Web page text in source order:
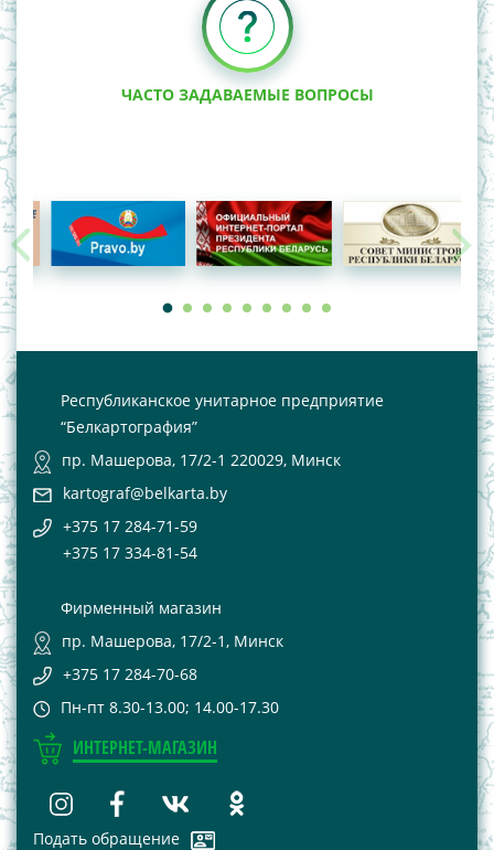
ЧАСТО ЗАДАВАЕМЫЕ ВОПРОСЫ
Республиканское унитарное предприятие
“Белкартография”
пр. Машерова, 17/2-1 220029, Минск
kartograf@belkarta.by
+375 17 284-71-59
+375 17 334-81-54
Фирменный магазин
пр. Машерова, 17/2-1, Минск
+375 17 284-70-68
Пн-пт 8.30-13.00; 14.00-17.30
ИНТЕРНЕТ-МАГАЗИН
Подать обращение